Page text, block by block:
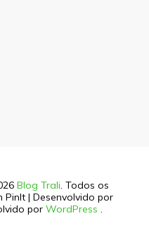
Blog Trali. Todos os
PinIt | Desenvolvido por
por WordPress .